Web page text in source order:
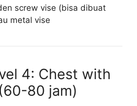
screw vise (bisa dibuat
metal vise
4: Chest with
80 jam)